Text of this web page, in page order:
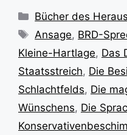
Kategorien
Bücher des
Schlagwörter
Ansage, BRD-
Kleine-Hartlage, Das
Staatsstreich, Die
Schlachtfelds, Die
Wünschens, Die